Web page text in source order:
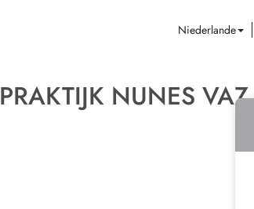
Niederlande
NUNES VAZ